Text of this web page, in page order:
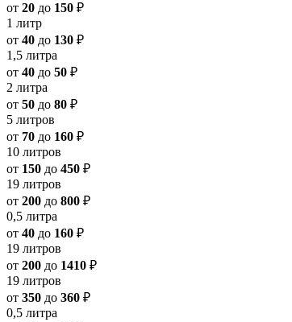
от 20 до 150 ₽
1 литр
от 40 до 130 ₽
1,5 литра
от 40 до 50 ₽
2 литра
от 50 до 80 ₽
5 литров
от 70 до 160 ₽
10 литров
от 150 до 450 ₽
19 литров
от 200 до 800 ₽
0,5 литра
от 40 до 160 ₽
19 литров
от 200 до 1410 ₽
19 литров
от 350 до 360 ₽
0,5 литра